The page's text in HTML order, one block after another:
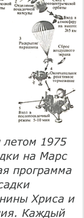
1975
на Марс
программа
Хриса и
Каждый